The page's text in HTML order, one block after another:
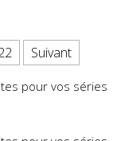
Suivant
pour vos séries